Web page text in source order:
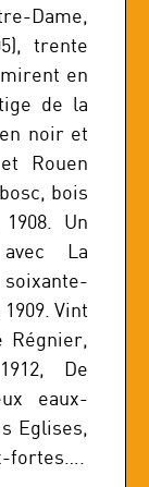
Dame,
trente
en
de la
noir et
Rouen
bois
Un
La
Vint
Régnier,
De
eaux-
Eglises,
fortes….